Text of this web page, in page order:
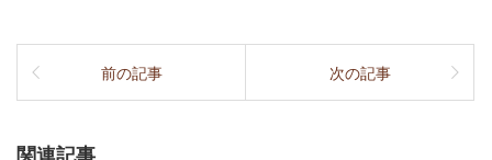
前の記事 次の記事
関連記事